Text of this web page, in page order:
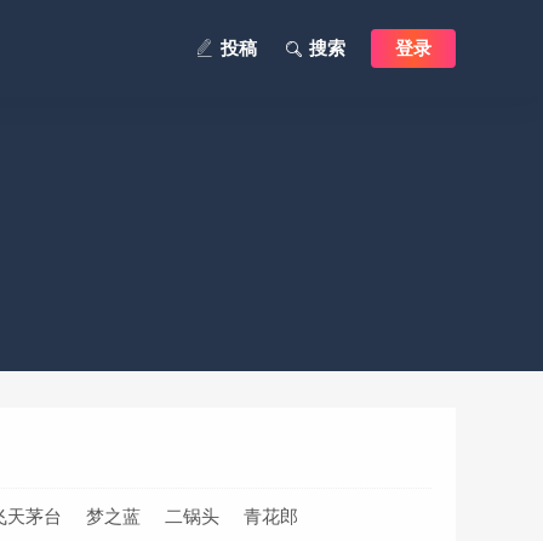
登录
搜索
投稿
天茅台 梦之蓝 二锅头 青花郎